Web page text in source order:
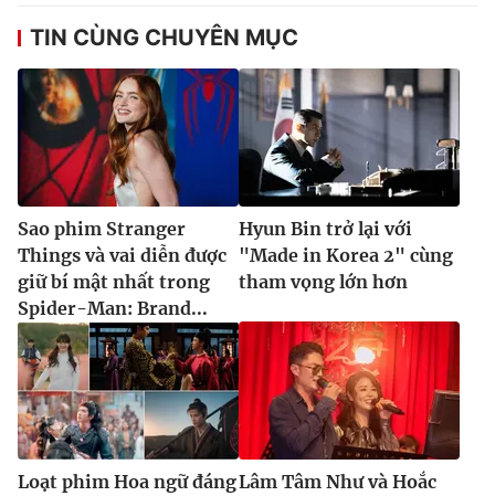
TIN CÙNG CHUYÊN MỤC
Sao phim Stranger
Things và vai diễn được
giữ bí mật nhất trong
Spider-Man: Brand...
Hyun Bin trở lại với
"Made in Korea 2" cùng
tham vọng lớn hơn
Loạt phim Hoa ngữ đángLâm Tâm Như và Hoắc